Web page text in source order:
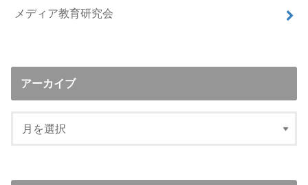
メディア教育研究会
アーカイブ